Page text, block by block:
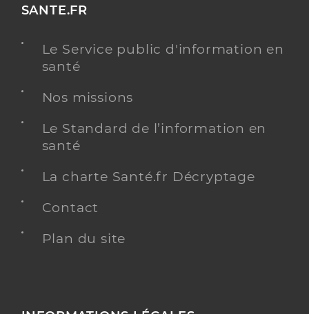
SANTE.FR
Le Service public d'information en
santé
Nos missions
Le Standard de l’information en
santé
La charte Santé.fr Décryptage
Contact
Plan du site